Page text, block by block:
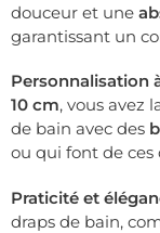
douceur et une
garantissant un
Personnalisation
10 cm, vous avez
de bain avec des
ou qui font de ces
Praticité et
draps de bain,